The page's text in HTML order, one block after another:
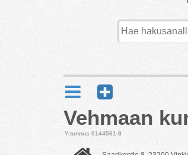
Vehmaan
Y-tunnus 0144561-8